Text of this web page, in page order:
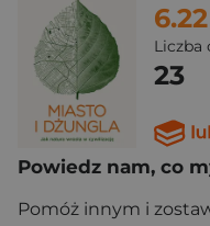
6.22
Liczba
23
Powiedz nam, co
Pomóż innym i